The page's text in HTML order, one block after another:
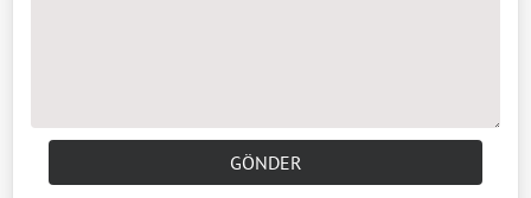
GÖNDER